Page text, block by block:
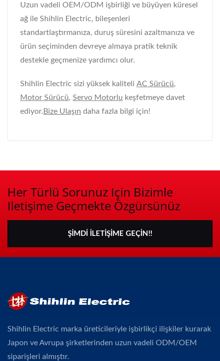
Uzun vadeli OEM/ODM işbirliği ve büyüyen küresel
ağ ile Shihlin Electric, bileşenleri
standartlaştırmanıza, duruş süresini azaltmanıza ve
ürün seçiminden devreye almaya pratik teknik
destekle geçmenize yardımcı olur.
Shihlin Electric sizi yüksek kaliteli AC Sürücü,
Motor Sürücü, Servo Motorlu keşfetmeye davet
ediyor. Bize Ulaşın daha fazla bilgi için!
Her Türlü Sorunuz Için Bizimle
Iletişime Geçmekte Özgürsünüz
ŞIMDI İLETIŞIME GEÇIN!!
Shihlin Electric marka üreticileriyle işbirlikçi ilişkiler kurarak
Japon ve Avrupa şirketlerinden uzun vadeli ODM/OEM
siparişleri almıştır.